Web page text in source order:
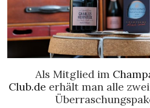
Als Mitglied im
Club.de erhält man alle